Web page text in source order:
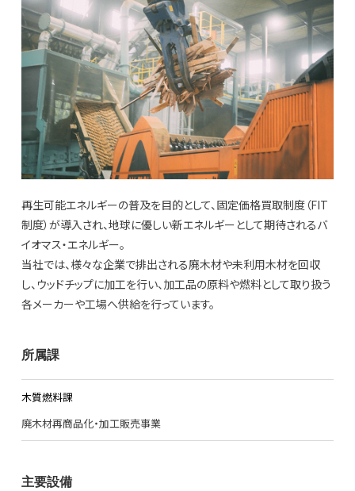
再生可能エネルギーの普及を目的として、固定価格買取制度（FIT
制度）が導入され、地球に優しい新エネルギーとして期待されるバ
イオマス・エネルギー。
当社では、様々な企業で排出される廃木材や未利用木材を回収
し、ウッドチップに加工を行い、加工品の原料や燃料として取り扱う
各メーカーや工場へ供給を行っています。
所属課
木質燃料課
廃木材再商品化・加工販売事業
主要設備